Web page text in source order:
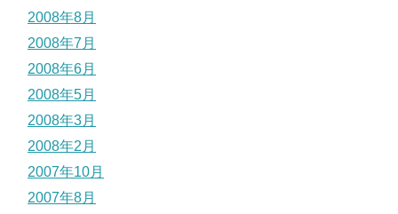
2008年8月
2008年7月
2008年6月
2008年5月
2008年3月
2008年2月
2007年10月
2007年8月